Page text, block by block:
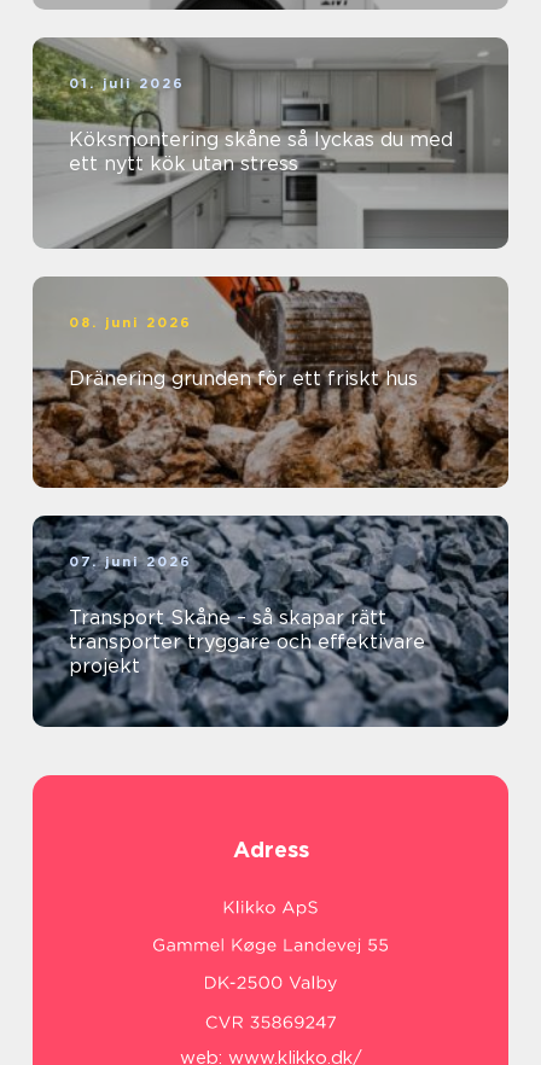
01. juli 2026
Köksmontering skåne så lyckas du med
ett nytt kök utan stress
08. juni 2026
Dränering grunden för ett friskt hus
07. juni 2026
Transport Skåne – så skapar rätt
transporter tryggare och effektivare
projekt
Adress
web: www.klikko.dk/